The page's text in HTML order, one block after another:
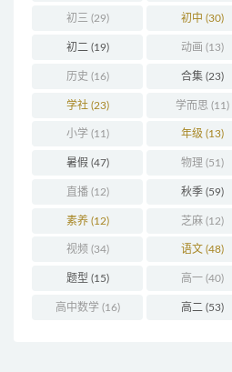
初三 (29) 初中 (30)
初二 (19) 动画 (13)
历史 (16) 合集(23)
学社(23) 学而思 (11)
小学(11) 年级 (13)
暑假 (47) 物理 (51)
直播(12) 秋季(59)
素养(12) 芝麻(12)
视频 (34) 语文 (48)
题型 (15) 高一(40)
高中数学(16) 高二 (53)